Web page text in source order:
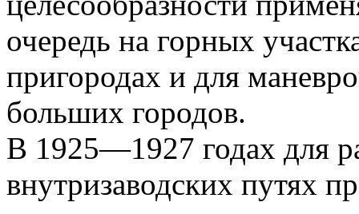
очередь на горных
пригородах и для
больших городов.
В 1925—1927 годах для
внутризаводских путях